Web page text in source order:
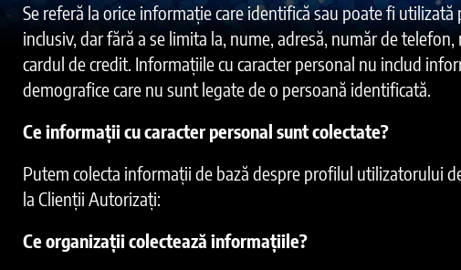
Se referă la orice informație care identifică sau poate fi
inclusiv, dar fără a se limita la, nume, adresă, număr de
cardul de credit. Informațiile cu caracter personal nu includ
demografice care nu sunt legate de o persoană identificată.
Ce informații cu caracter personal sunt colectate?
Putem colecta informații de bază despre profilul utilizatorului
la Clienții Autorizați:
Ce organizații colectează informațiile?